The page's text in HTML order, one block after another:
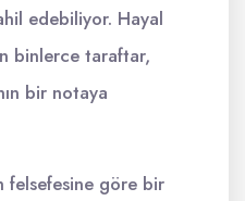
edebiliyor. Hayal
binlerce taraftar,
bir notaya
felsefesine göre bir